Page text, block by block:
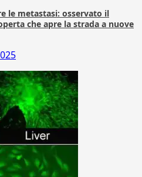
le metastasi: osservato il
che apre la strada a nuove